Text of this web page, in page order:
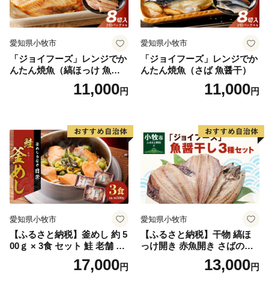
愛知県小牧市
「ジョイフーズ」レンジでか
んたん焼魚（縞ほっけ 魚醤
11,000円
愛知県小牧市
「ジョイフーズ」レンジでか
んたん焼魚（さば 魚醤干）
11,000円
愛知県小牧市
【ふるさと納税】釜めし 約 5
00ｇ × 3食 セット 鮭 老舗 急
速冷凍 レンチン 時短 簡単調
理 食品 加工品 海鮮 手作り
17,000円
愛知県小牧市
【ふるさと納税】干物 縞ほ
っけ開き 赤魚開き さばの開
き 魚醤干し 3種 セット 詰め
合わせ 魚 おかず 肉厚 おいし
13,000円